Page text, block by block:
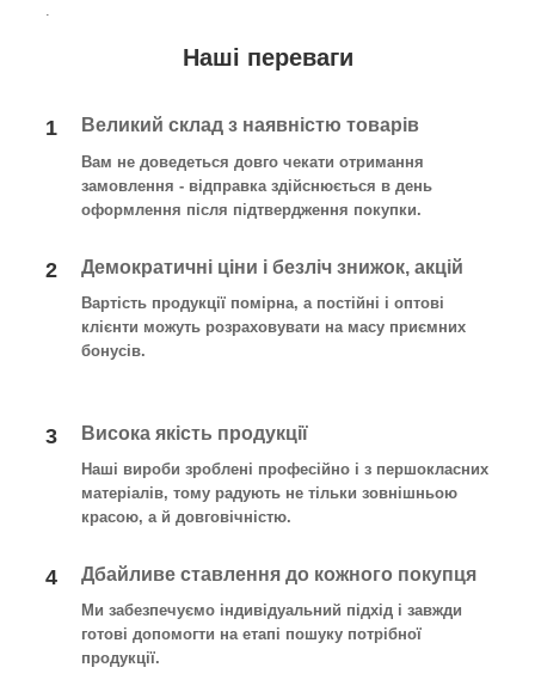
.
Наші переваги
1 Великий склад з наявністю товарів
Вам не доведеться довго чекати отримання
замовлення - відправка здійснюється в день
оформлення після підтвердження покупки.
2 Демократичні ціни і безліч знижок, акцій
Вартість продукції помірна, а постійні і оптові
клієнти можуть розраховувати на масу приємних
бонусів.
3 Висока якість продукції
Наші вироби зроблені професійно і з першокласних
матеріалів, тому радують не тільки зовнішньою
красою, а й довговічністю.
4 Дбайливе ставлення до кожного покупця
Ми забезпечуємо індивідуальний підхід і завжди
готові допомогти на етапі пошуку потрібної
продукції.